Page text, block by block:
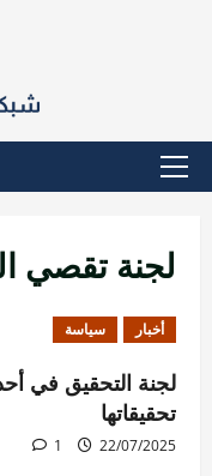
القائمة
لجنة تقصي
أخبار سياسة
لجنة التحقيق في
تحقيقاتها
22/07/2025
1